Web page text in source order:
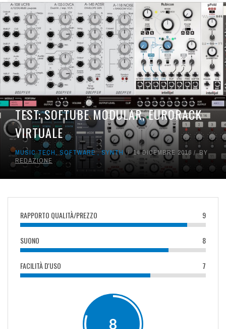
TEST: SOFTUBE MODULAR, EURORACK
VIRTUALE
MUSIC TECH,SOFTWARE ,SYNTH 14 DICEMBRE 2016
BY
REDAZIONE
RAPPORTO QUALITÀ/PREZZO 9
SUONO 8
FACILITÀ D'USO 7
8